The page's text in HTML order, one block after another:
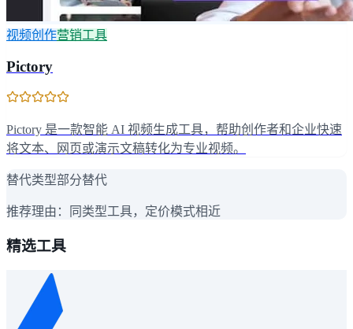
视频创作营销工具
Pictory
Pictory 是一款智能 AI 视频生成工具，帮助创作者和企业快速
将文本、网页或演示文稿转化为专业视频。
替代类型部分替代
推荐理由： 同类型工具，定价模式相近
精选工具